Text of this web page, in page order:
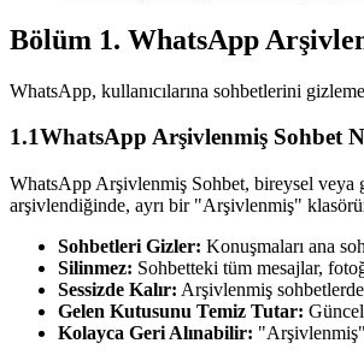
Bölüm 1. WhatsApp
WhatsApp, kullanıcılarına sohbetlerini
1.1WhatsApp Arşivlenmiş Sohbet
WhatsApp Arşivlenmiş Sohbet, bireysel veya
arşivlendiğinde, ayrı bir "Arşivlenmiş"
Sohbetleri Gizler: Konuşmaları ana
Silinmez: Sohbetteki tüm mesajlar,
Sessizde Kalır: Arşivlenmiş
Gelen Kutusunu Temiz Tutar:
Kolayca Geri Alınabilir: